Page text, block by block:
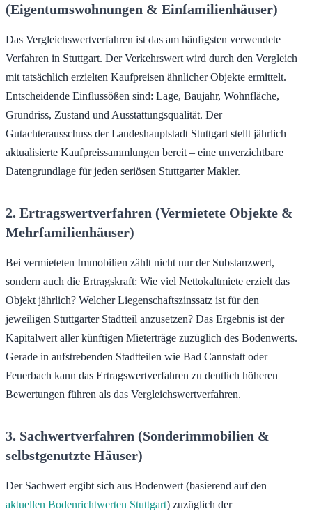
(Eigentumswohnungen & Einfamilienhäuser)
Das Vergleichswertverfahren ist das am häufigsten verwendete
Verfahren in Stuttgart. Der Verkehrswert wird durch den Vergleich
mit tatsächlich erzielten Kaufpreisen ähnlicher Objekte ermittelt.
Entscheidende Einflussößen sind: Lage, Baujahr, Wohnfläche,
Grundriss, Zustand und Ausstattungsqualität. Der
Gutachterausschuss der Landeshauptstadt Stuttgart stellt jährlich
aktualisierte Kaufpreissammlungen bereit – eine unverzichtbare
Datengrundlage für jeden seriösen Stuttgarter Makler.
2. Ertragswertverfahren (Vermietete Objekte &
Mehrfamilienhäuser)
Bei vermieteten Immobilien zählt nicht nur der Substanzwert,
sondern auch die Ertragskraft: Wie viel Nettokaltmiete erzielt das
Objekt jährlich? Welcher Liegenschaftszinssatz ist für den
jeweiligen Stuttgarter Stadtteil anzusetzen? Das Ergebnis ist der
Kapitalwert aller künftigen Mieterträge zuzüglich des Bodenwerts.
Gerade in aufstrebenden Stadtteilen wie Bad Cannstatt oder
Feuerbach kann das Ertragswertverfahren zu deutlich höheren
Bewertungen führen als das Vergleichswertverfahren.
3. Sachwertverfahren (Sonderimmobilien &
selbstgenutzte Häuser)
Der Sachwert ergibt sich aus Bodenwert (basierend auf den
aktuellen Bodenrichtwerten Stuttgart) zuzüglich der